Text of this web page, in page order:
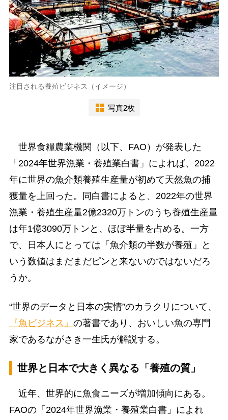
注目される養殖ビジネス（イメージ）
写真2枚
世界食糧農業機関（以下、FAO）が発表した
「2024年世界漁業・養殖業白書」によれば、2022
年に世界の魚介類養殖生産量が初めて天然魚の捕
獲量を上回った。同白書によると、2022年の世界
漁業・養殖生産量2億2320万トンのうち養殖生産量
は年1億3090万トンと、ほぼ半量を占める。一方
で、日本人にとっては「魚介類の半数が養殖」と
いう数値はまだまだピンと来ないのではないだろ
うか。
“世界のデータと日本の実情”のカラクリについて、
『魚ビジネス』 の著書であり、おいしい魚の専門
家であるながさき一生氏が解説する。
世界と日本で大きく異なる「養殖の質」
近年、世界的に魚食ニーズが増加傾向にある。
FAOの「2024年世界漁業・養殖業白書」によれ